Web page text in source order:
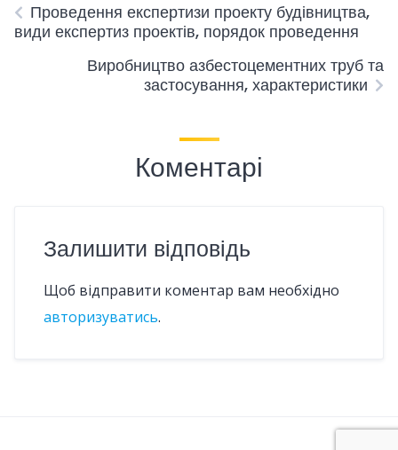
Проведення експертизи проекту будівництва,
види експертиз проектів, порядок проведення
Виробництво азбестоцементних труб та
застосування, характеристики
Коментарі
Залишити відповідь
Щоб відправити коментар вам необхідно
авторизуватись.